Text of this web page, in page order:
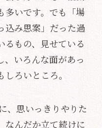
多いです。でも「場
込み思案」だった過
るもの、見せている
、いろんな面があっ
ろいところ。
、思いっきりやりた
なんだか立て続けに